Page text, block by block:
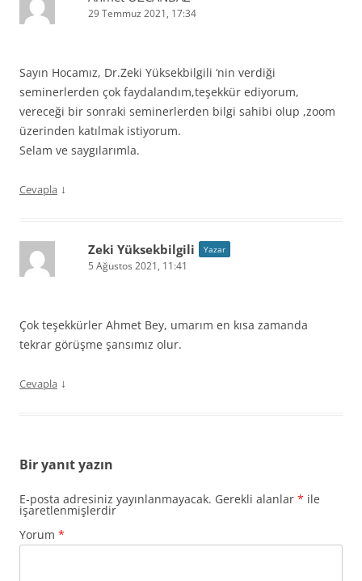
29 Temmuz 2021, 17:34
Sayın Hocamız, Dr.Zeki Yüksekbilgili ‘nin verdiği
seminerlerden çok faydalandım,teşekkür ediyorum,
vereceği bir sonraki seminerlerden bilgi sahibi olup ,zoom
üzerinden katılmak istiyorum.
Selam ve saygılarımla.
Cevapla ↓
Zeki Yüksekbilgili Yazar
5 Ağustos 2021, 11:41
Çok teşekkürler Ahmet Bey, umarım en kısa zamanda
tekrar görüşme şansımız olur.
Cevapla ↓
Bir yanıt yazın
E-posta adresiniz yayınlanmayacak. Gerekli alanlar * ile
işaretlenmişlerdir
Yorum *